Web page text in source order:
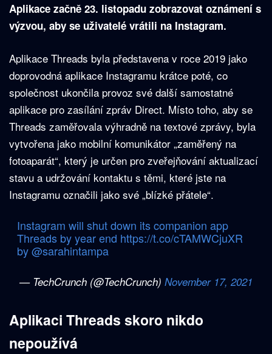
Aplikace začně 23. listopadu zobrazovat oznámení s
výzvou, aby se uživatelé vrátili na Instagram.
Aplikace Threads byla představena v roce 2019 jako
doprovodná aplikace Instagramu krátce poté, co
společnost ukončila provoz své další samostatné
aplikace pro zasílání zpráv Direct. Místo toho, aby se
Threads zaměřovala výhradně na textové zprávy, byla
vytvořena jako mobilní komunikátor „zaměřený na
fotoaparát“, který je určen pro zveřejňování aktualizací
stavu a udržování kontaktu s těmi, které jste na
Instagramu označili jako své „blízké přátele“.
Instagram will shut down its companion app
Threads by year end https://t.co/cTAMWCjuXR
by@sarahintampa
— TechCrunch (@TechCrunch) November 17, 2021
Aplikaci Threads skoro nikdo
nepoužívá